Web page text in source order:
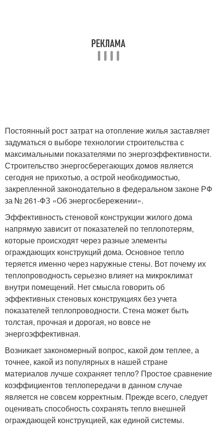
Постоянный рост затрат на отопление жилья заставляет
задуматься о выборе технологии строительства с
максимальными показателями по энергоэффективности.
Строительство энергосберегающих домов является
сегодня не прихотью, а острой необходимостью,
закрепленной законодательно в федеральном законе РФ
за № 261-ФЗ «Об энергосбережении».
Эффективность стеновой конструкции жилого дома
напрямую зависит от показателей по теплопотерям,
которые происходят через разные элементы
ограждающих конструкций дома. Основное тепло
теряется именно через наружные стены. Вот почему их
теплопроводность серьезно влияет на микроклимат
внутри помещений. Нет смысла говорить об
эффективных стеновых конструкциях без учета
показателей теплопроводности. Стена может быть
толстая, прочная и дорогая, но вовсе не
энергоэффективная.
Возникает закономерный вопрос, какой дом теплее, а
точнее, какой из популярных в нашей стране
материалов лучше сохраняет тепло? Простое сравнение
коэффициентов теплопередачи в данном случае
является не совсем корректным. Прежде всего, следует
оценивать способность сохранять тепло внешней
ограждающей конструкцией, как единой системы.